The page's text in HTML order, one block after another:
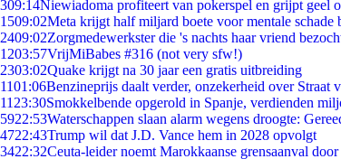
309:14Niewiadoma profiteert van pokerspel en grijpt geel
1509:02Meta krijgt half miljard boete voor mentale schade
2409:02Zorgmedewerkster die 's nachts haar vriend
1203:57VrijMiBabes #316 (not very sfw!)
2303:02Quake krijgt na 30 jaar een gratis uitbreiding
1101:06Benzineprijs daalt verder, onzekerheid over Straat
11 23:30Smokkelbende opgerold in Spanje, verdienden
5922:53Waterschappen slaan alarm wegens droogte:
4722:43Trump wil dat J.D. Vance hem in 2028 opvolgt
3422:32Ceuta-leider noemt Marokkaanse grensaanval